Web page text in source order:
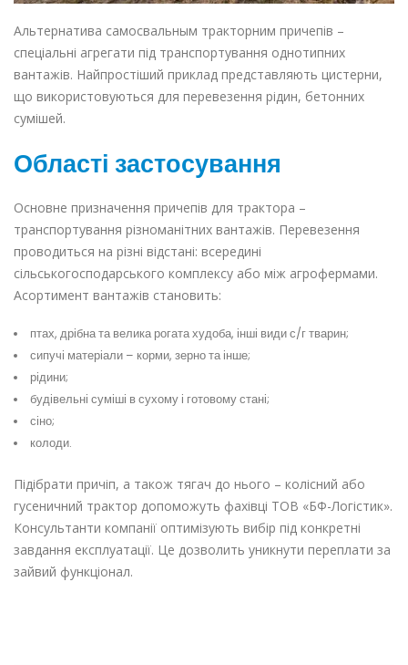
Альтернатива самосвальным тракторним причепів –
спеціальні агрегати під транспортування однотипних
вантажів. Найпростіший приклад представляють цистерни,
що використовуються для перевезення рідин, бетонних
сумішей.
Області застосування
Основне призначення причепів для трактора –
транспортування різноманітних вантажів. Перевезення
проводиться на різні відстані: всередині
сільськогосподарського комплексу або між агрофермами.
Асортимент вантажів становить:
птах, дрібна та велика рогата худоба, інші види с/г тварин;
сипучі матеріали – корми, зерно та інше;
рідини;
будівельні суміші в сухому і готовому стані;
сіно;
колоди.
Підібрати причіп, а також тягач до нього – колісний або
гусеничний трактор допоможуть фахівці ТОВ «БФ-Логістик».
Консультанти компанії оптимізують вибір під конкретні
завдання експлуатації. Це дозволить уникнути переплати за
зайвий функціонал.